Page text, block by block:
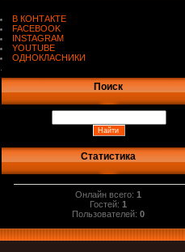
В КОНТАКТЕ
FACEBOOK
INSTAGRAM
YOUTUBE
ОДНОКЛАСНИКИ
Поиск
Статистика
Онлайн всего:1
Гостей:1
Пользователей:0